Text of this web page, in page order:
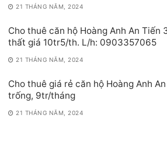
21 THÁNG NĂM, 2024
Cho thuê căn hộ Hoàng Anh An Tiến
thất giá 10tr5/th. L/h: 0903357065
21 THÁNG NĂM, 2024
Cho thuê giá rẻ căn hộ Hoàng Anh
trống, 9tr/tháng
21 THÁNG NĂM, 2024